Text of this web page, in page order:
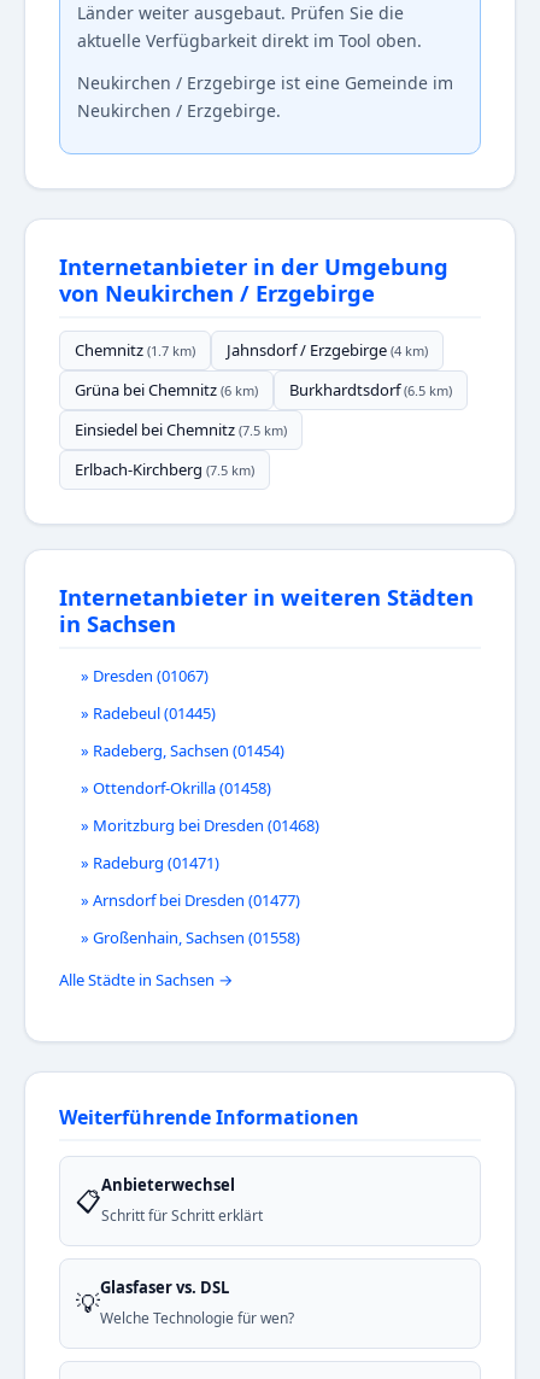
Länder weiter ausgebaut. Prüfen Sie die
aktuelle Verfügbarkeit direkt im Tool oben.
Neukirchen / Erzgebirge ist eine Gemeinde im
Neukirchen / Erzgebirge.
Internetanbieter in der Umgebung
von Neukirchen / Erzgebirge
Chemnitz (1.7 km) Jahnsdorf / Erzgebirge (4 km)
Grüna bei Chemnitz (6 km) Burkhardtsdorf(6.5 km)
Einsiedel bei Chemnitz (7.5 km)
Erlbach-Kirchberg (7.5 km)
Internetanbieter in weiteren Städten
in Sachsen
» Dresden (01067)
» Radebeul (01445)
» Radeberg, Sachsen (01454)
» Ottendorf-Okrilla (01458)
» Moritzburg bei Dresden (01468)
» Radeburg (01471)
» Arnsdorf bei Dresden (01477)
» Großenhain, Sachsen (01558)
Alle Städte in Sachsen →
Weiterführende Informationen
📋Anbieterwechsel
Schritt für Schritt erklärt
💡Glasfaser vs. DSL
Welche Technologie für wen?